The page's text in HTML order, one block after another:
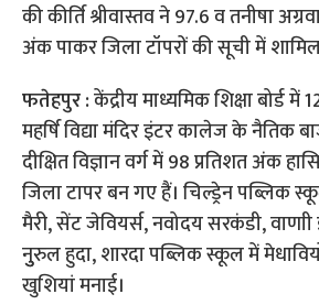
की कीर्ति श्रीवास्तव ने 97.6 व तनीषा
अंक पाकर जिला टॉपरों की सूची में
फतेहपुर :केंद्रीय माध्यमिक शिक्षा बोर्ड में
महर्षि विद्या मंदिर इंटर कालेज के नैतिक
दीक्षित विज्ञान वर्ग में 98 प्रतिशत अंक
जिला टापर बन गए हैं। चिल्ड्रेन पब्लिक
मैरी, सेंट जेवियर्स, नवोदय सरकंडी,
नुुरुल हुदा, शारदा पब्लिक स्कूल में
खुशियां मनाई।